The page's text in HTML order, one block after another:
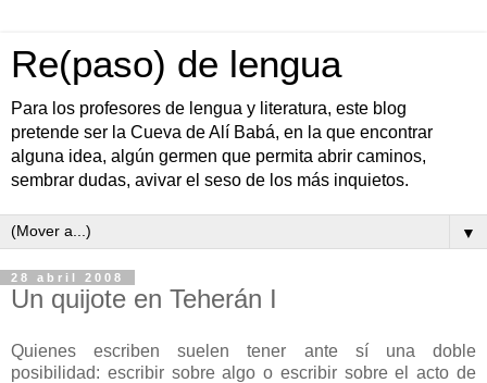
Re(paso) de lengua
Para los profesores de lengua y literatura, este blog
pretende ser la Cueva de Alí Babá, en la que encontrar
alguna idea, algún germen que permita abrir caminos,
sembrar dudas, avivar el seso de los más inquietos.
▼
28 abril 2008
Un quijote en Teherán I
Quienes escriben suelen tener ante sí una doble
posibilidad: escribir sobre algo o escribir sobre el acto de